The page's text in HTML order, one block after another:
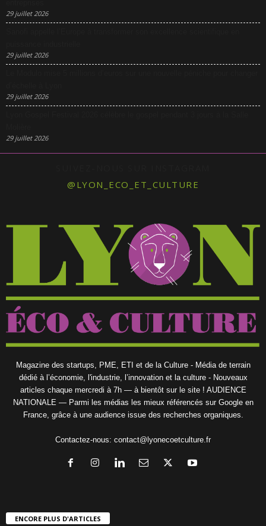
29 juillet 2026
29 juillet 2026
29 juillet 2026
29 juillet 2026
@LYON_ECO_ET_CULTURE
Magazine des startups, PME, ETI et de la Culture - Média de terrain
dédié à l’économie, l'industrie, l’innovation et la culture - Nouveaux
articles chaque mercredi à 7h — à bientôt sur le site ! AUDIENCE
NATIONALE — Parmi les médias les mieux référencés sur Google en
France, grâce à une audience issue des recherches organiques.
Contactez-nous: contact@lyonecoetculture.fr
ENCORE PLUS D'ARTICLES